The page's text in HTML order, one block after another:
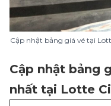
Cập nhật bảng giá vé tại
Cập nhật bảng
nhất tại Lotte